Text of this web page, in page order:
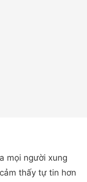
mọi người xung
thấy tự tin hơn